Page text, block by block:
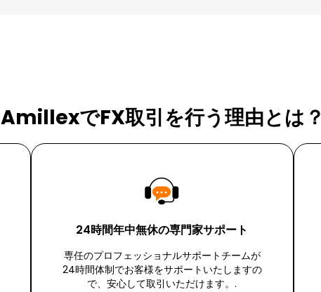
AmillexでFX取引を行う理由とは？
24時間年中無休の専門家サポート
専任のプロフェッショナルサポートチームが
24時間体制でお客様をサポートいたしますの
で、安心して取引いただけます。.